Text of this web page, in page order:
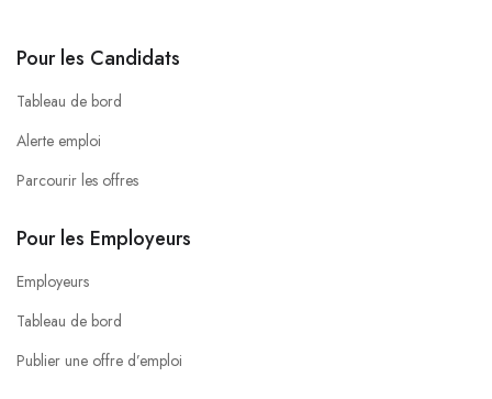
Pour les Candidats
Tableau de bord
Alerte emploi
Parcourir les offres
Pour les Employeurs
Employeurs
Tableau de bord
Publier une offre d’emploi